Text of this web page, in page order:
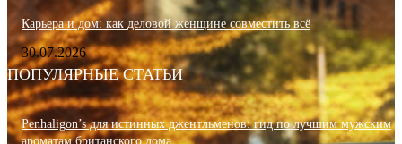
Карьера и дом: как деловой женщине совместить всё
30.07.2026
ПОПУЛЯРНЫЕ СТАТЬИ
Penhaligon’s для истинных джентльменов: гид по лучшим мужским
ароматам британского дома